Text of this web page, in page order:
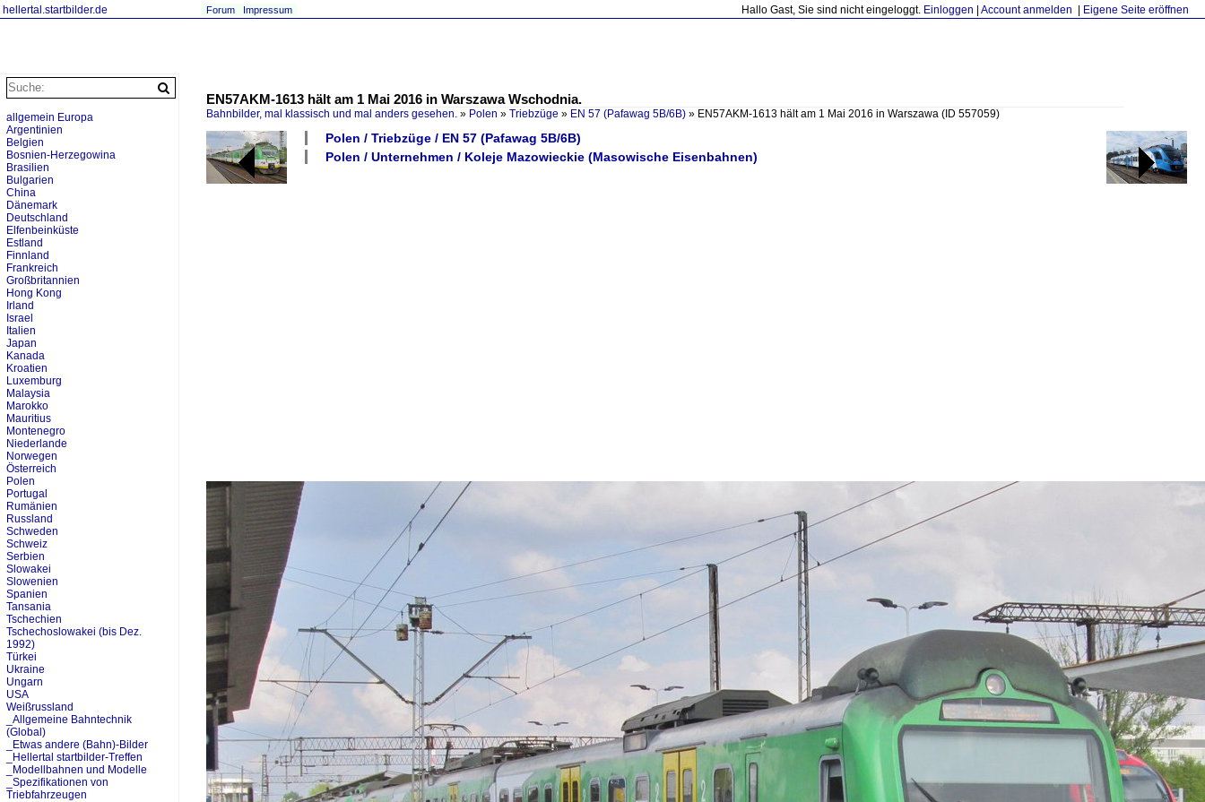
hellertal.startbilder.de Hallo Gast, Sie sind nicht eingeloggt. Einloggen Account anmelden Eigene Seite eröffnen
Forum Impressum
EN57AKM-1613 hält am 1 Mai 2016 in Warszawa Wschodnia.
Bahnbilder, mal klassisch und mal anders gesehen. » Polen » Triebzüge » EN 57 (Pafawag 5B/6B) » EN57AKM-1613 hält am 1 Mai 2016 in Warszawa (ID 557059)
Polen / Triebzüge / EN 57 (Pafawag 5B/6B)
Polen / Unternehmen / Koleje Mazowieckie (Masowische Eisenbahnen)
allgemein Europa
Argentinien
Belgien
Bosnien-Herzegowina
Brasilien
Bulgarien
China
Dänemark
Deutschland
Elfenbeinküste
Estland
Finnland
Frankreich
Großbritannien
Hong Kong
Irland
Israel
Italien
Japan
Kanada
Kroatien
Luxemburg
Malaysia
Marokko
Mauritius
Montenegro
Niederlande
Norwegen
Österreich
Polen
Portugal
Rumänien
Russland
Schweden
Schweiz
Serbien
Slowakei
Slowenien
Spanien
Tansania
Tschechien
Tschechoslowakei (bis Dez.
1992)
Türkei
Ukraine
Ungarn
USA
Weißrussland
_Allgemeine Bahntechnik
(Global)
_Etwas andere (Bahn)-Bilder
_Hellertal startbilder-Treffen
_Modellbahnen und Modelle
_Spezifikationen von
Triebfahrzeugen